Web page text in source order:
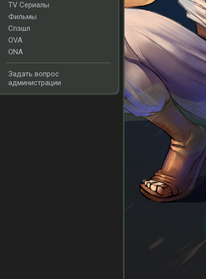
TV Сериалы
Фильмы
Спэшл
OVA
ONA
Задать вопрос
администрации